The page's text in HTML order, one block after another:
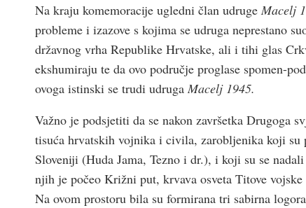
Na kraju komemoracije ugledni član udruge Macelj
probleme i izazove s kojima se udruga neprestano
državnog vrha Republike Hrvatske, ali i tihi glas
ekshumiraju te da ovo područje proglase spomen-
ovoga istinski se trudi udruga Macelj 1945.
Važno je podsjetiti da se nakon završetka Drugoga
tisuća hrvatskih vojnika i civila, zarobljenika koji
Sloveniji (Huda Jama, Tezno i dr.), i koji su se
njih je počeo Križni put, krvava osveta Titove
Na ovom prostoru bila su formirana tri sabirna